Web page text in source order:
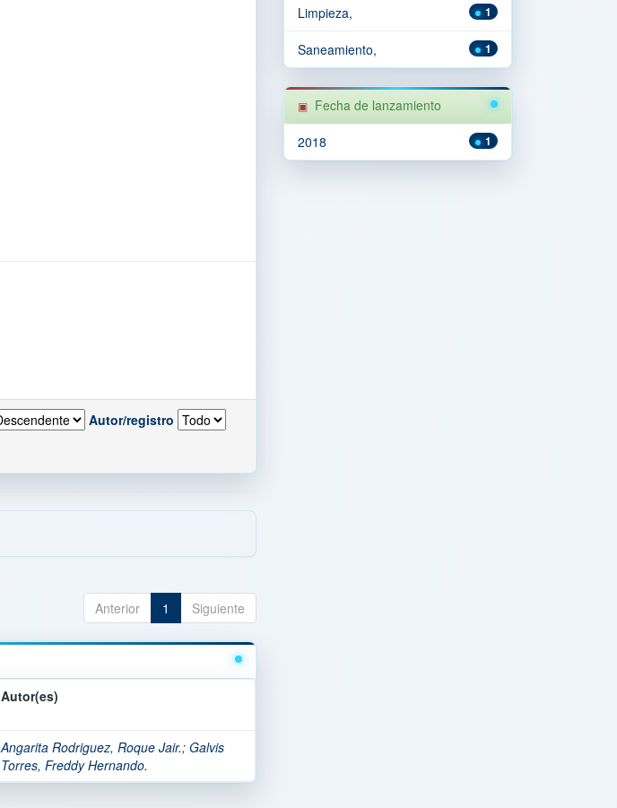
Autor/registro
Anterior 1 Siguiente
Autor(es)
Angarita Rodriguez, Roque Jair.; Galvis
Torres, Freddy Hernando.
1
Limpieza,
1
Saneamiento,
Fecha de lanzamiento
1
2018